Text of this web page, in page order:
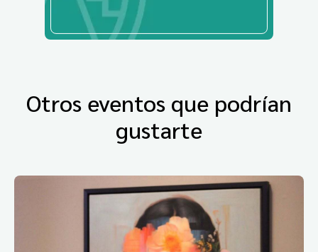
Otros eventos que podrían
gustarte